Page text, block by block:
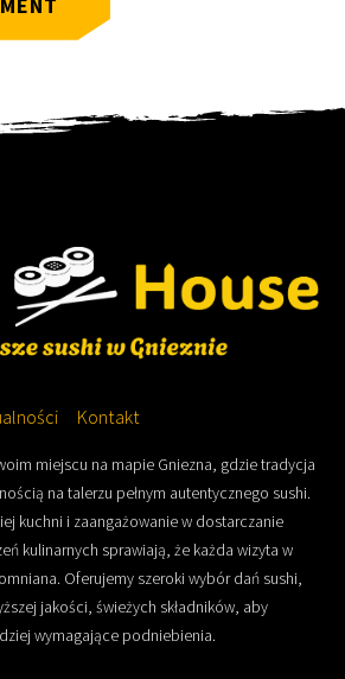
Kontakt
miejscu na mapie Gniezna, gdzie tradycja
na talerzu pełnym autentycznego sushi.
kuchni i zaangażowanie w dostarczanie
kulinarnych sprawiają, że każda wizyta w
Oferujemy szeroki wybór dań sushi,
jakości, świeżych składników, aby
wymagające podniebienia.